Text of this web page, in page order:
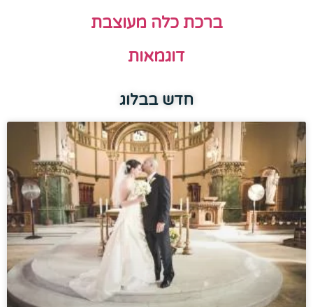
ברכת כלה מעוצבת
דוגמאות
חדש בבלוג